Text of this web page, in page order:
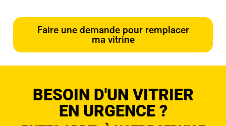
Faire une demande pour remplacer
ma vitrine
BESOIN D'UN VITRIER
EN URGENCE ?